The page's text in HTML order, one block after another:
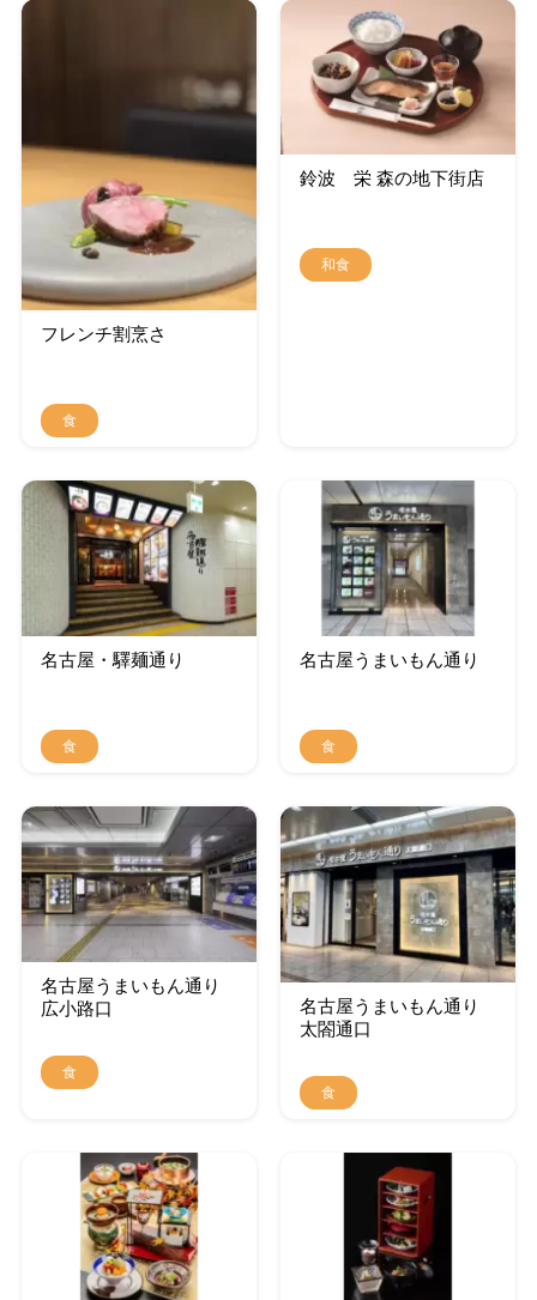
フレンチ割烹さゝ
食
鈴波 栄 森の地下街店
和食
名古屋・驛麺通り
食
名古屋うまいもん通り
食
名古屋うまいもん通り
広小路口
食
名古屋うまいもん通り
太閤通口
食